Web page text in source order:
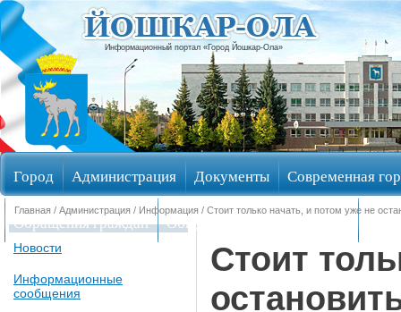
Информационный портал «Город Йошкар-Ола»
Город Администрация Документы Современная
Обращения граждан Общественные обсуждения
Главная / Администрация / Информация / Стоит только начать, и потом уже не
Новости
Информационные
сообщения
Стоит